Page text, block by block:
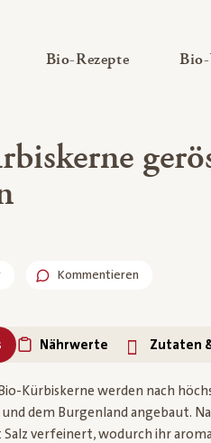
Untermenü ausklappen
Bio-Rezepte—
Kommentieren
Nährwerte Zutaten
Kürbiskerne werden nach
dem Burgenland angebaut.
verfeinert, wodurch ihr